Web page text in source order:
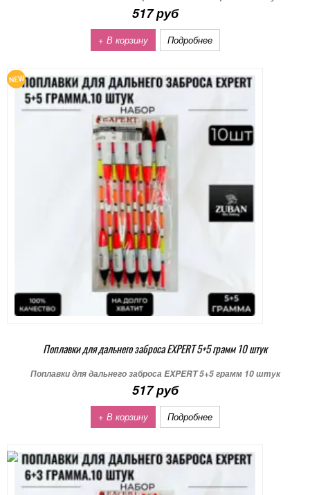
517 руб
+ В корзину Подробнее
Поплавки для дальнего заброса EXPERT 5+5 грамм 10 штук
Поплавки для дальнего заброса EXPERT 5+5 грамм 10 штук
517 руб
+ В корзину Подробнее